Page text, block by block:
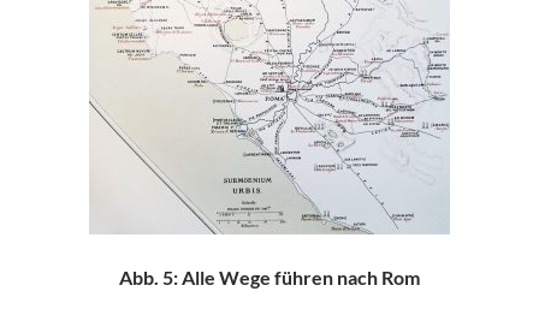
Abb. 5: Alle Wege führen nach Rom